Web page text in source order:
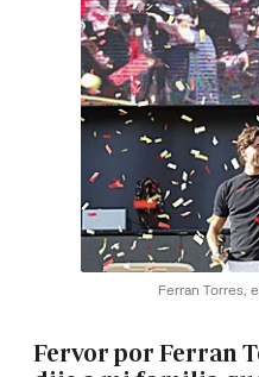
Ferran Torres,
Fervor por Ferran